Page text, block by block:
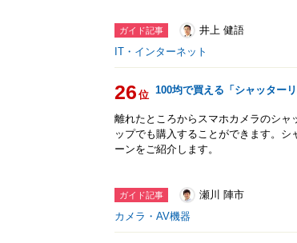
ガイド記事
井上 健語
IT・インターネット
26 位 100均で買える「シャッター
離れたところからスマホカメラのシャ
ップでも購入することができます。
ーンをご紹介します。
ガイド記事
瀬川 陣市
カメラ・AV機器